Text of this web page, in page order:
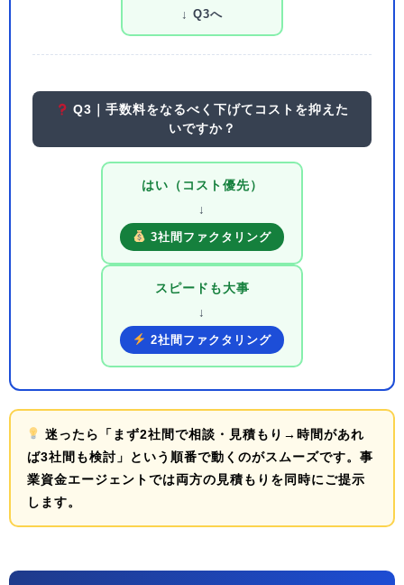
↓ Q3へ
Q3｜手数料をなるべく下げてコストを抑えた
いですか？
はい（コスト優先）
↓
3社間ファクタリング
スピードも大事
↓
2社間ファクタリング
迷ったら
「まず2社間で相談・見積もり→時間があれ
ば3社間も検討」
という順番で動くのがスムーズです。事
業資金エージェントでは両方の見積もりを同時にご提示
します。